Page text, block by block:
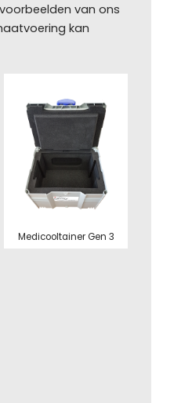
van ons
kan
Medicooltainer Gen 3